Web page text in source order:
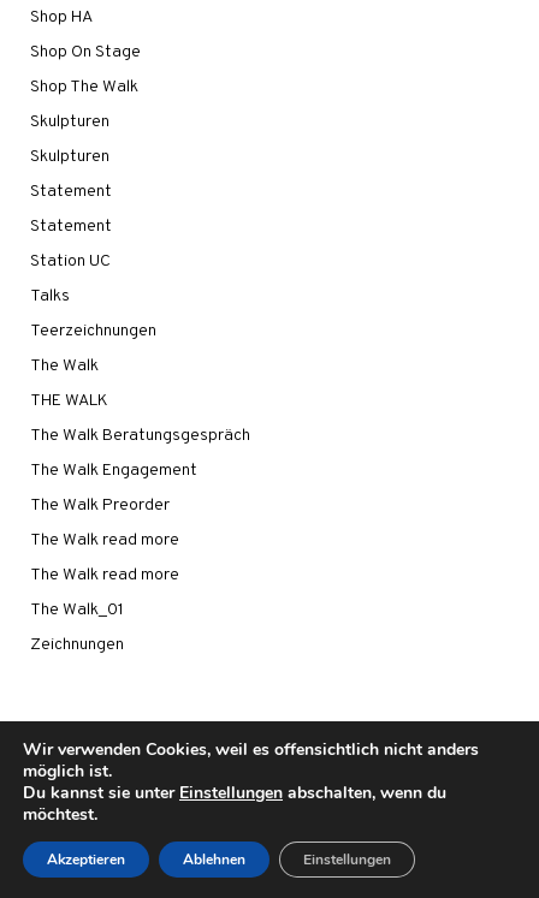
Shop HA
Shop On Stage
Shop The Walk
Skulpturen
Skulpturen
Statement
Statement
Station UC
Talks
Teerzeichnungen
The Walk
THE WALK
The Walk Beratungsgespräch
The Walk Engagement
The Walk Preorder
The Walk read more
The Walk read more
The Walk_01
Zeichnungen
©2021 - UWE CAROW
IMPRESSUM |DATENSCHUTZ
Wir verwenden Cookies, weil es offensichtlich nicht anders
möglich ist.
Du kannst sie unter Einstellungen abschalten, wenn du
möchtest.
Akzeptieren Ablehnen Einstellungen